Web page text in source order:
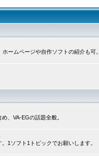
ームページや自作ソフトの紹介も可。
、VA-EGの話題全般。
1ソフト1トピックでお願いします。